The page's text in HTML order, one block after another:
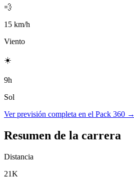
💨
15 km/h
Viento
☀️
9h
Sol
Ver previsión completa en el Pack 360 →
Resumen de la carrera
Distancia
21K